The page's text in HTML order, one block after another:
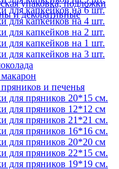
для капкейков на 6 шт.
для капкейков на 4 шт.
для капкейков на 2 шт.
для капкейков на 1 шт.
для капкейков на 3 шт.
и печенья
для пряников 20*15 см.
для пряников 12*12 см
для пряников 21*21 см.
для пряников 16*16 см.
для пряников 20*20 см
для пряников 22*15 см.
для пряников 19*19 см.
упаковка, подложки
и декоративные